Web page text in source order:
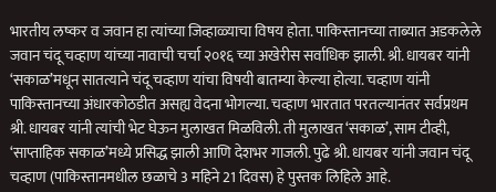
भारतीय लष्कर व जवान हा त्यांच्या जिव्हाळ्याचा विषय होता. पाकिस्तानच्या ताब्यात अडकलेले
जवान चंदू चव्हाण यांच्या नावाची चर्चा २०१६ च्या अखेरीस सर्वाधिक झाली. श्री. धायबर यांनी
‘सकाळ’मधून सातत्याने चंदू चव्हाण यांचा विषयी बातम्या केल्या होत्या. चव्हाण यांनी
पाकिस्तानच्या अंधारकोठडीत असह्य वेदना भोगल्या. चव्हाण भारतात परतल्यानंतर सर्वप्रथम
श्री. धायबर यांनी त्यांची भेट घेऊन मुलाखत मिळविली. ती मुलाखत ‘सकाळ’, साम टीव्ही,
‘साप्ताहिक सकाळ’मध्ये प्रसिद्ध झाली आणि देशभर गाजली. पुढे श्री. धायबर यांनी जवान चंदू
चव्हाण (पाकिस्तानमधील छळाचे 3 महिने 21 दिवस) हे पुस्तक लिहिले आहे.